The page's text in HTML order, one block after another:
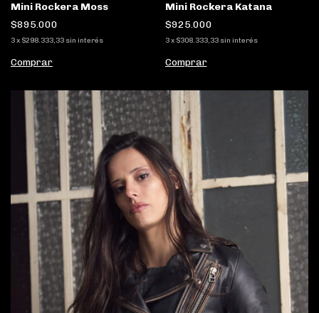
Mini Rockera Moss
$895.000
3x $298.333,33 sin interés
Comprar
Mini Rockera Katana
$925.000
3 x $308.333,33 sin interés
Comprar